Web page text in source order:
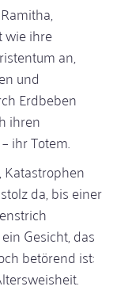
wie ihre
an,
und
Erdbeben
ihren
ihr Totem.
Katastrophen
da, bis einer
Gesicht, das
betörend ist: